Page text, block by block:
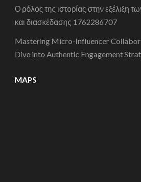
Ο ρόλος της ιστορίας στην εξέλιξη
και διασκέδασης 1762286707
Mastering Micro-Influencer
Dive into Authentic Engagement
MAPS